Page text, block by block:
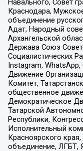
Навального, Совет
Краснодара,
объединение
Адат, Народный
Архангельской
Держава Союз
Социалистических
Instagram,
Движение
Комитет,
общественное
Демократическое
Татарской
Республики,
Исполнительный
Красноярского
объединение, ЛГБТ,